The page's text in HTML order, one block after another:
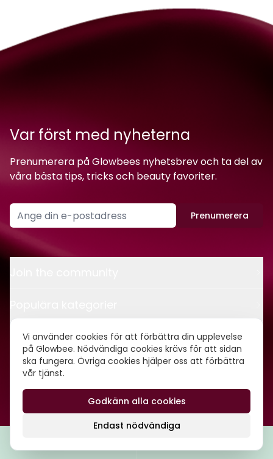
Vi använder cookies för att förbättra din upplevelse
på Glowbee. Nödvändiga cookies krävs för att sidan
ska fungera. Övriga cookies hjälper oss att förbättra
vår tjänst.
Endast nödvändiga
Godkänn alla cookies
Var först med nyheterna
Prenumerera på Glowbees nyhetsbrev och ta del av
våra bästa tips, tricks och beauty favoriter.
Prenumerera
Kontakt
Om oss
©2026Glowbee AB • Org.nr: 559540-5837